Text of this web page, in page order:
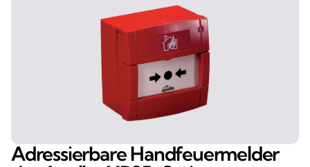
Adressierbare Handfeuermelder